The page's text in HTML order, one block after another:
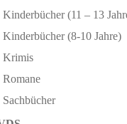
Kinderbücher (11 – 13
Kinderbücher (8-10 Jahre)
Krimis
Romane
Sachbücher